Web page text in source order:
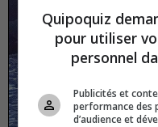
Quipoquiz
pour utiliser
personnel
Publicités et
performance des
d’audience et